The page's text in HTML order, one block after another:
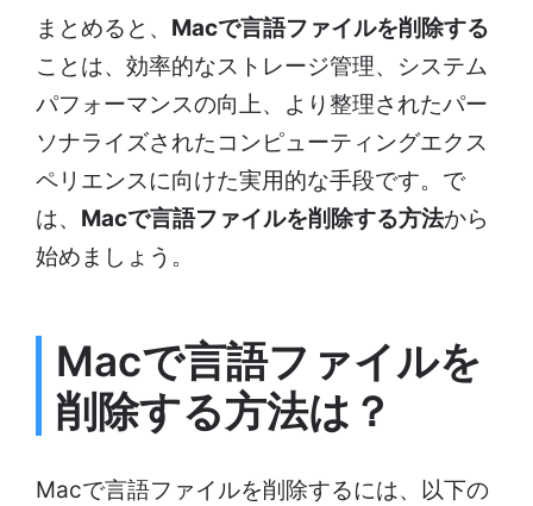
まとめると、 Macで言語ファイルを削除する
ことは、効率的なストレージ管理、システム
パフォーマンスの向上、より整理されたパー
ソナライズされたコンピューティングエクス
ペリエンスに向けた実用的な手段です。で
は、 Macで言語ファイルを削除する方法から
始めましょう。
Macで言語ファイルを
削除する方法は？
Macで言語ファイルを削除するには、以下の